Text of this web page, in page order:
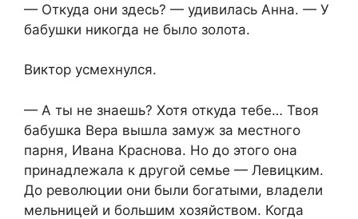
— Откуда они здесь? — удивилась Анна. — У
бабушки никогда не было золота.
Виктор усмехнулся.
— А ты не знаешь? Хотя откуда тебе… Твоя
бабушка Вера вышла замуж за местного
парня, Ивана Краснова. Но до этого она
принадлежала к другой семье — Левицким.
До революции они были богатыми, владели
мельницей и большим хозяйством. Когда